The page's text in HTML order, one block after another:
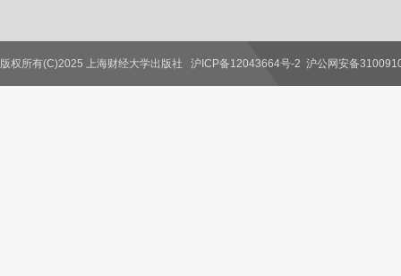
联系我们
版权所有(C)2025 上海财经大学出版社 沪ICP备12043664号-2 沪公网安备